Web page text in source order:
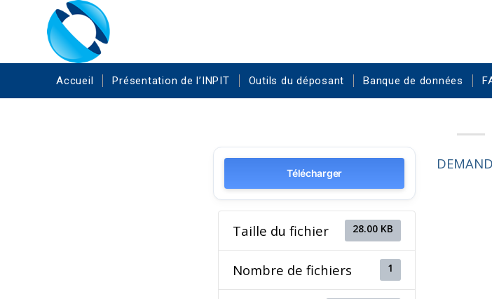
Accueil Présentation de l’INPIT Outils du déposant Banque de données
Télécharger
Taille du fichier 28.00 KB
Nombre de fichiers 1